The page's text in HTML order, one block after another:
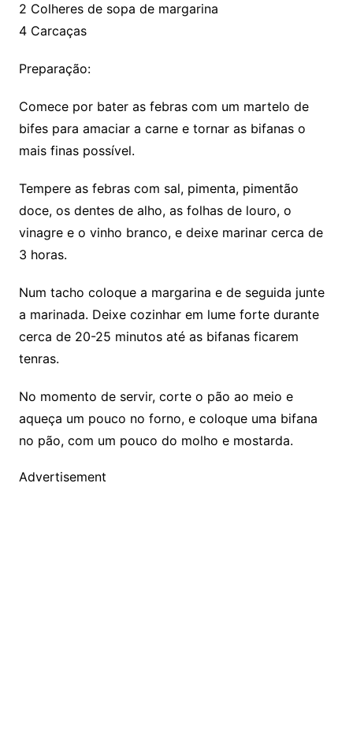
2 Colheres de sopa de margarina
4 Carcaças
Preparação:
Comece por bater as febras com um martelo de
bifes para amaciar a carne e tornar as bifanas o
mais finas possível.
Tempere as febras com sal, pimenta, pimentão
doce, os dentes de alho, as folhas de louro, o
vinagre e o vinho branco, e deixe marinar cerca de
3 horas.
Num tacho coloque a margarina e de seguida junte
a marinada. Deixe cozinhar em lume forte durante
cerca de 20-25 minutos até as bifanas ficarem
tenras.
No momento de servir, corte o pão ao meio e
aqueça um pouco no forno, e coloque uma bifana
no pão, com um pouco do molho e mostarda.
Advertisement